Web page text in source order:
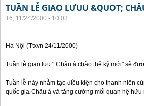
TUẦN LỄ GIAO LƯUU &QUOT;
T6, 11/24/2000 - 10:03
Hà Nội (Ttxvn 24/11/2000)
Tuần lễ giao lưu " Châu á chào thế kỷ mới" sẽ
Tuần lễ này nhằm tạo điều kiện cho thanh niên
quốc gia Châu á và tăng cường mối quan hệ